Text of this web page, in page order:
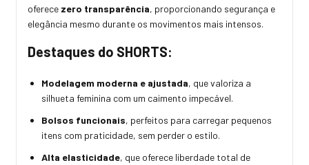
oferece zero transparência, proporcionando segurança e
elegância mesmo durante os movimentos mais intensos.
Destaques do SHORTS:
Modelagem moderna e ajustada, que valoriza a
silhueta feminina com um caimento impecável.
Bolsos funcionais, perfeitos para carregar pequenos
itens com praticidade, sem perder o estilo.
Alta elasticidade, que oferece liberdade total de